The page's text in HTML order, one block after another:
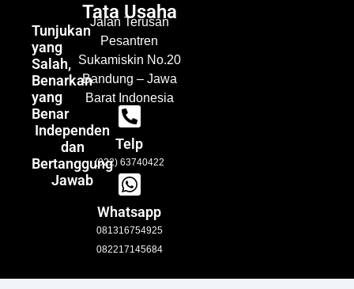
Tunjukan
yang
Salah,
Benarkan
yang
Benar
Independen
dan
Bertanggung
Jawab
Tata Usaha
Jalan Terusan
Pesantren
Sukamiskin No.20
Bandung – Jawa
Barat Indonesia
Telp
(022) 63740422
Whatsapp
081316754925
082217145684